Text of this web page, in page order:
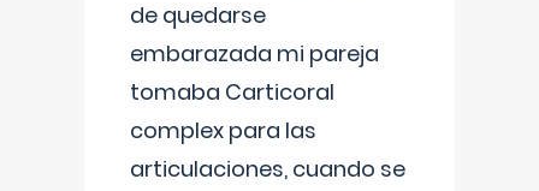
de quedarse
embarazada mi pareja
tomaba Carticoral
complex para las
articulaciones, cuando se